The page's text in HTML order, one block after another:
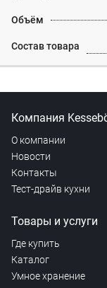
Объём
Состав товара
Компания
О компании
Новости
Контакты
Тест-драйв кухни
Товары и услуги
Где купить
Каталог
Умное хранение